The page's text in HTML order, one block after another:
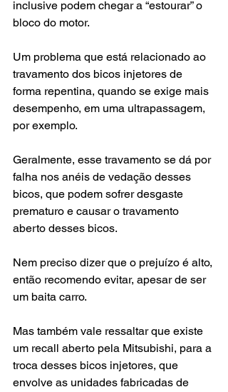
inclusive podem chegar a “estourar” o
bloco do motor.
Um problema que está relacionado ao
travamento dos bicos injetores de
forma repentina, quando se exige mais
desempenho, em uma ultrapassagem,
por exemplo.
Geralmente, esse travamento se dá por
falha nos anéis de vedação desses
bicos, que podem sofrer desgaste
prematuro e causar o travamento
aberto desses bicos.
Nem preciso dizer que o prejuízo é alto,
então recomendo evitar, apesar de ser
um baita carro.
Mas também vale ressaltar que existe
um recall aberto pela Mitsubishi, para a
troca desses bicos injetores, que
envolve as unidades fabricadas de